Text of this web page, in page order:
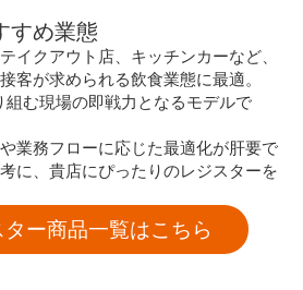
すめ業態
イクアウト店、キッチンカーなど、
客が求められる飲食業態に最適。
組む現場の即戦力となるモデルで
業務フローに応じた最適化が肝要で
に、貴店にぴったりのレジスターを
ター商品一覧はこちら